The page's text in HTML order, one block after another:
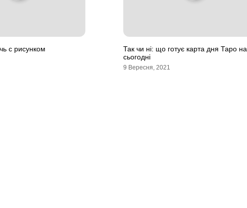
с рисунком
Так чи ні: що готує карта дня Таро на
сьогодні
9 Вересня, 2021